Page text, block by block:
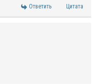
Ответить Цитата